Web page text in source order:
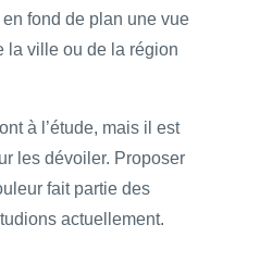
fond de plan une vue
la ville ou de la région
à l’étude, mais il est
les dévoiler. Proposer
fait partie des
actuellement.